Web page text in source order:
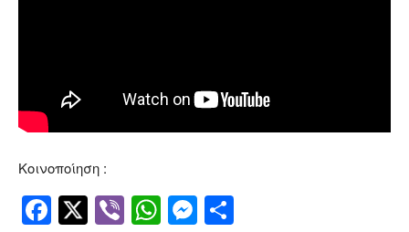
Κοινοποίηση :
Facebook
Twitter
ViberWhatsApp
Messenger